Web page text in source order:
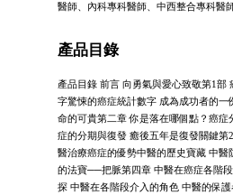
醫師、內科專科醫師、中西整合專科醫
產品目錄
產品目錄 前言 向勇氣與愛心致敬第1部
字驚悚的癌症統計數字 成為成功者的一
命的可貴第二章 你是落在哪個點？癌症
症的分期與復發 癒後五年是復發關鍵第
醫治療癌症的優勢中醫的歷史寶藏 中醫
的法寶──把脈第四章 中醫在癌症各階
探 中醫在各階段介入的角色 中醫的保